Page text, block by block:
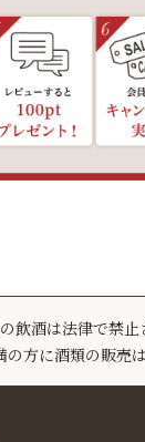
飲酒は法律で禁止
方に酒類の販売